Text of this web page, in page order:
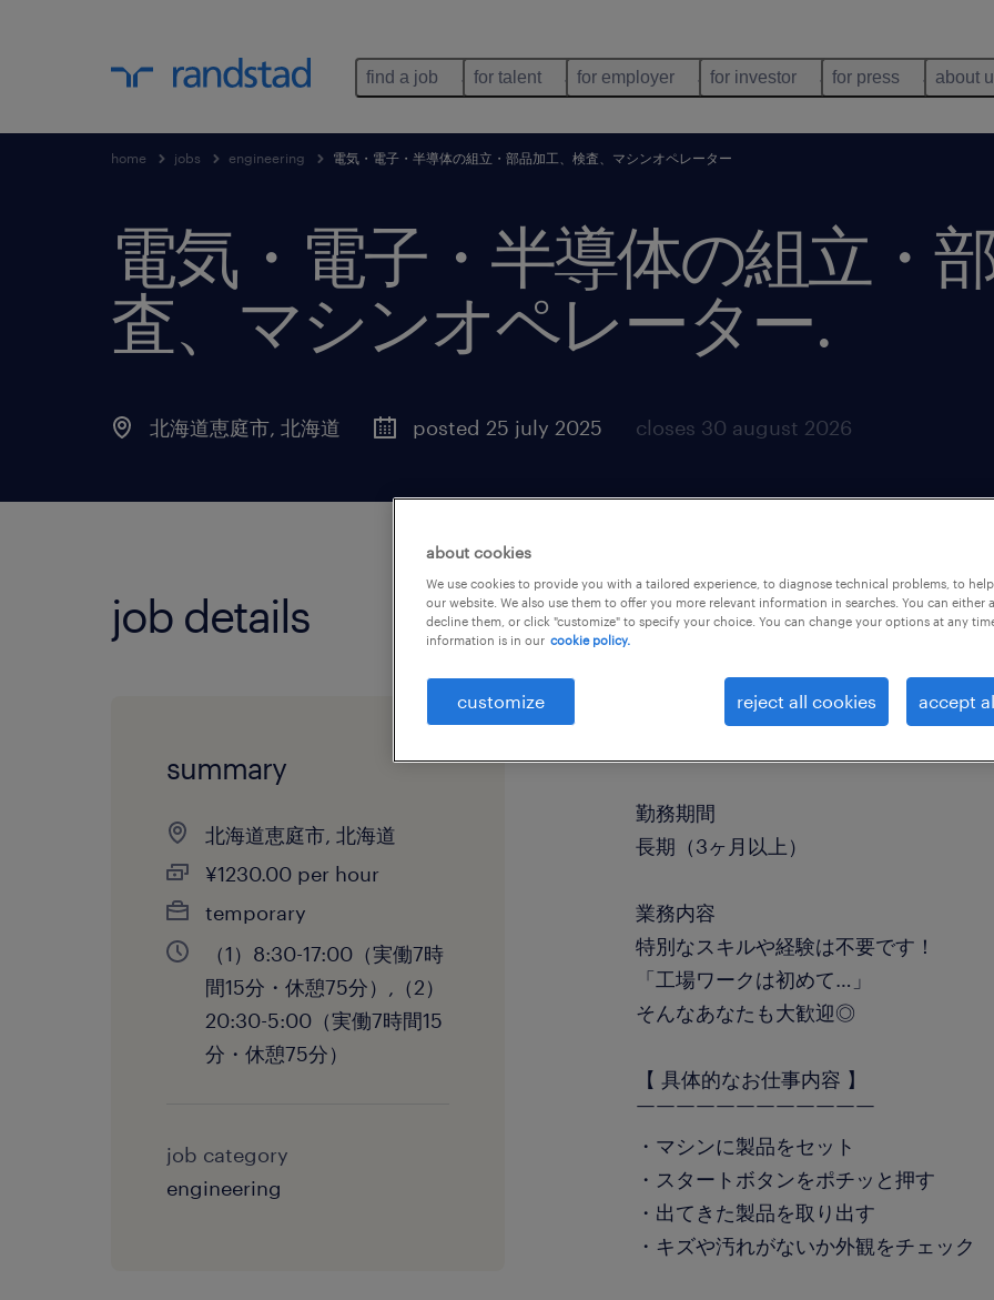
find a job for talent for employer for investor for press about
home jobs engineering 電気・電子・半導体の組立・部品加工、検査、マシンオペレーター
電気・電子・半導体の組立・
査、マシンオペレーター.
北海道恵庭市, 北海道 posted 25 july 2025 closes 30 august 2026
job details
summary
北海道恵庭市, 北海道
¥1230.00 per hour
temporary
（1）8:30-17:00（実働7時
間15分・休憩75分）,（2）
20:30-5:00（実働7時間15
分・休憩75分）
job category
engineering
勤務期間
長期（3ヶ月以上）
業務内容
特別なスキルや経験は不要です！
「工場ワークは初めて…」
そんなあなたも大歓迎◎
【 具体的なお仕事内容 】
￣￣￣￣￣￣￣￣￣￣￣￣
・マシンに製品をセット
・スタートボタンをポチッと押す
・出てきた製品を取り出す
・キズや汚れがないか外観をチェック
about cookies
We use cookies to provide you with a tailored experience, to diagnose technical problems, to
our website. We also use them to offer you more relevant information in searches. You can either
decline them, or click "customize" to specify your choice. You can change your options at any
information is in our cookie policy.
customize reject all cookies accept